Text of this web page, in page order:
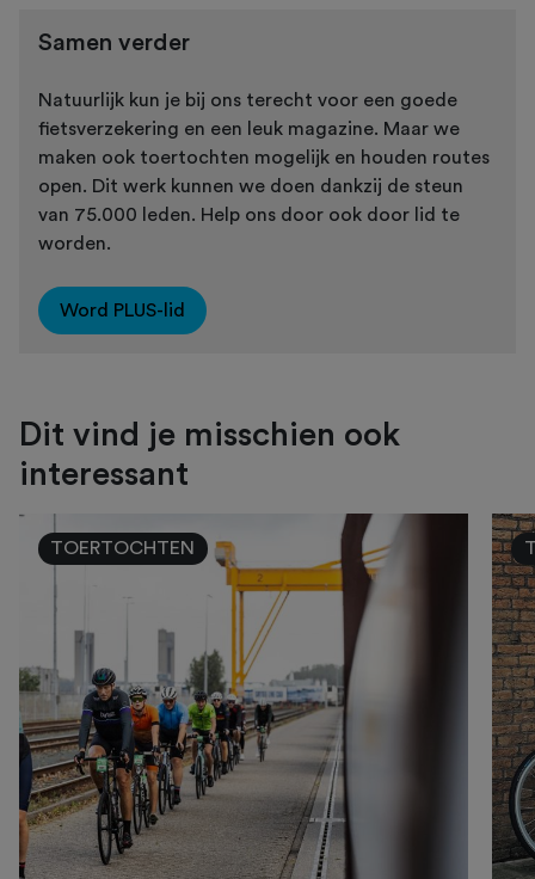
Samen verder
Natuurlijk kun je bij ons terecht voor een goede
fietsverzekering en een leuk magazine. Maar we
maken ook toertochten mogelijk en houden routes
open. Dit werk kunnen we doen dankzij de steun
van 75.000 leden. Help ons door ook door lid te
worden.
Word PLUS-lid
Dit vind je misschien ook
interessant
TOERTOCHTEN